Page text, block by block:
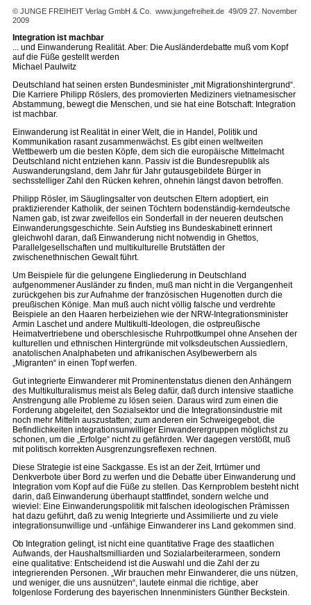
© JUNGE FREIHEIT Verlag GmbH & Co. www.jungefreiheit.de 49/09 27. November
2009
Integration ist machbar
... und Einwanderung Realität. Aber: Die Ausländerdebatte muß vom Kopf
auf die Füße gestellt werden
Michael Paulwitz
Deutschland hat seinen ersten Bundesminister „mit Migrationshintergrund“.
Die Karriere Philipp Röslers, des promovierten Mediziners vietnamesischer
Abstammung, bewegt die Menschen, und sie hat eine Botschaft: Integration
ist machbar.
Einwanderung ist Realität in einer Welt, die in Handel, Politik und
Kommunikation rasant zusammenwächst. Es gibt einen weltweiten
Wettbewerb um die besten Köpfe, dem sich die europäische Mittelmacht
Deutschland nicht entziehen kann. Passiv ist die Bundesrepublik als
Auswanderungsland, dem Jahr für Jahr gutausgebildete Bürger in
sechsstelliger Zahl den Rücken kehren, ohnehin längst davon betroffen.
Philipp Rösler, im Säuglingsalter von deutschen Eltern adoptiert, ein
praktizierender Katholik, der seinen Töchtern bodenständig-kerndeutsche
Namen gab, ist zwar zweifellos ein Sonderfall in der neueren deutschen
Einwanderungsgeschichte. Sein Aufstieg ins Bundeskabinett erinnert
gleichwohl daran, daß Einwanderung nicht notwendig in Ghettos,
Parallelgesellschaften und multikulturelle Brutstätten der
zwischenethnischen Gewalt führt.
Um Beispiele für die gelungene Eingliederung in Deutschland
aufgenommener Ausländer zu finden, muß man nicht in die Vergangenheit
zurückgehen bis zur Aufnahme der französischen Hugenotten durch die
preußischen Könige. Man muß auch nicht völlig falsche und verdrehte
Beispiele an den Haaren herbeiziehen wie der NRW-Integrationsminister
Armin Laschet und andere Multikulti-Ideologen, die ostpreußische
Heimatvertriebene und oberschlesische Ruhrpottkumpel ohne Ansehen der
kulturellen und ethnischen Hintergründe mit volksdeutschen Aussiedlern,
anatolischen Analphabeten und afrikanischen Asylbewerbern als
„Migranten“ in einen Topf werfen.
Gut integrierte Einwanderer mit Prominentenstatus dienen den Anhängern
des Multikulturalismus meist als Beleg dafür, daß durch intensive staatliche
Anstrengung alle Probleme zu lösen seien. Daraus wird zum einen die
Forderung abgeleitet, den Sozialsektor und die Integrationsindustrie mit
noch mehr Mitteln auszustatten; zum anderen ein Schweigegebot, die
Befindlichkeiten integrationsunwilliger Einwanderergruppen möglichst zu
schonen, um die „Erfolge“ nicht zu gefährden. Wer dagegen verstößt, muß
mit politisch korrekten Ausgrenzungsreflexen rechnen.
Diese Strategie ist eine Sackgasse. Es ist an der Zeit, Irrtümer und
Denkverbote über Bord zu werfen und die Debatte über Einwanderung und
Integration vom Kopf auf die Füße zu stellen. Das Kernproblem besteht nicht
darin, daß Einwanderung überhaupt stattfindet, sondern welche und
wieviel: Eine Einwanderungspolitik mit falschen ideologischen Prämissen
hat dazu geführt, daß zu wenig Integrierte und Assimilierte und zu viele
integrationsunwillige und -unfähige Einwanderer ins Land gekommen sind.
Ob Integration gelingt, ist nicht eine quantitative Frage des staatlichen
Aufwands, der Haushaltsmilliarden und Sozialarbeiterarmeen, sondern
eine qualitative: Entscheidend ist die Auswahl und die Zahl der zu
integrierenden Personen. „Wir brauchen mehr Einwanderer, die uns nützen,
und weniger, die uns ausnützen“, lautete einmal die richtige, aber
folgenlose Forderung des bayerischen Innenministers Günther Beckstein.